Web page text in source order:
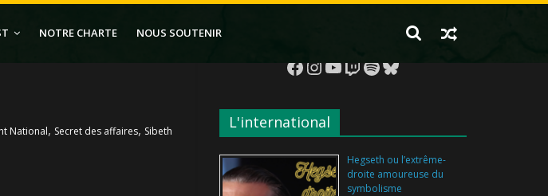
NOTRE CHARTE NOUS SOUTENIR
National, Secret des affaires, Sibeth
Facebook
Instagram
YouTube
Twitch
Spotify
Bluesky
L'international
Hegseth ou l’extrême-
droite amoureuse du
symbolisme